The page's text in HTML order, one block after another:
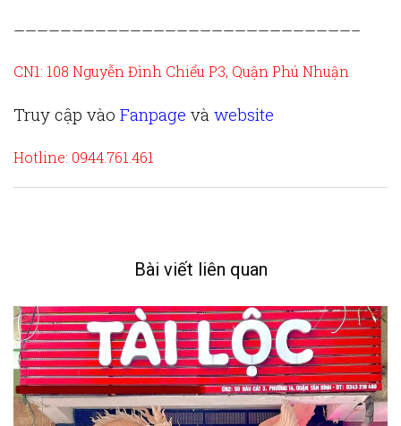
—————————————————————————————–
CN1: 108 Nguyễn Đình Chiểu P3, Quận Phú Nhuận
Truy cập vào Fanpage và website
Hotline: 0944.761.461
Bài viết liên quan